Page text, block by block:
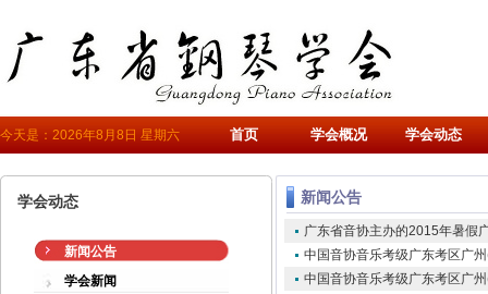
今天是：2026年8月8日 星期六 首页 学会概况 学会动态
学会动态
新闻公告
学会新闻
新闻公告
广东省音协主办的2015年暑假
中国音协音乐考级广东考区广
中国音协音乐考级广东考区广